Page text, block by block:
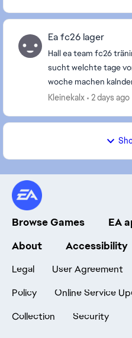
Ea fc26 lager
Hall ea team fc26
sucht welchte tage
woche machen
Kleinekalx
2 days ago
Browse Games EA
About
Accessibility
Legal User Agreement
Policy
Online Service
Collection
Security